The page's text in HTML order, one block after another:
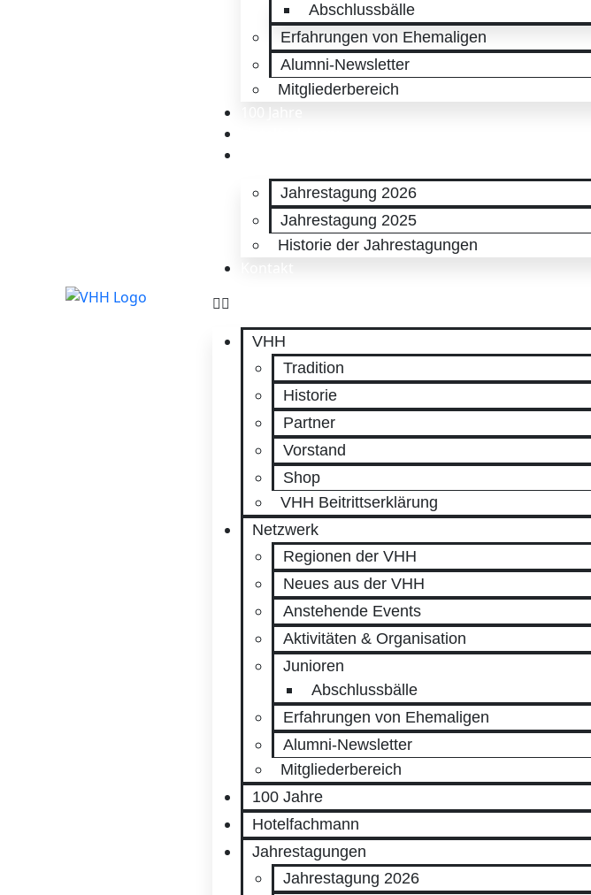
Abschlussbälle
Erfahrungen von Ehemaligen
Alumni-Newsletter
Mitgliederbereich
Jahrestagung 2026
Jahrestagung 2025
Historie der Jahrestagungen
VHH
Tradition
Historie
Partner
Vorstand
Shop
VHH Beitrittserklärung
Netzwerk
Regionen der VHH
Neues aus der VHH
Anstehende Events
Aktivitäten & Organisation
Junioren
Abschlussbälle
Erfahrungen von Ehemaligen
Alumni-Newsletter
Mitgliederbereich
100 Jahre
Hotelfachmann
Jahrestagungen
Jahrestagung 2026